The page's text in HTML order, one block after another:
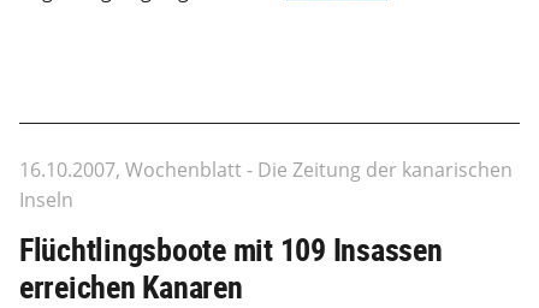
16.10.2007, Wochenblatt - Die Zeitung der kanarischen
Inseln
Flüchtlingsboote mit 109 Insassen
erreichen Kanaren